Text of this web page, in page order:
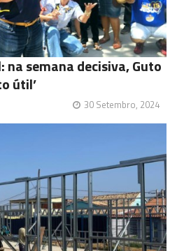
na semana decisiva, Guto
útil’
30 Setembro, 2024